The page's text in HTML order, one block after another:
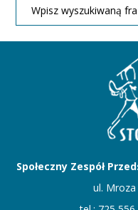
Społeczny Zespół
ul.